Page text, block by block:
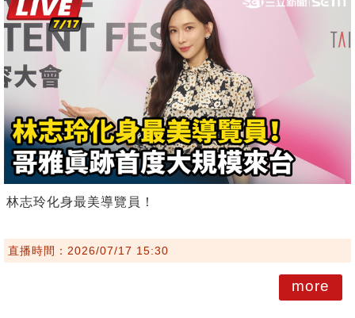
林志玲化身最美導覽員！
直播時間：2026/07/17 15:30
more